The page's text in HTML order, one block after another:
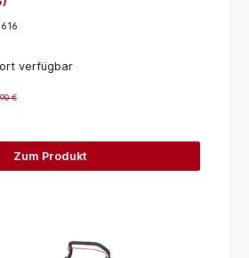
verfügbar
€
Zum Produkt